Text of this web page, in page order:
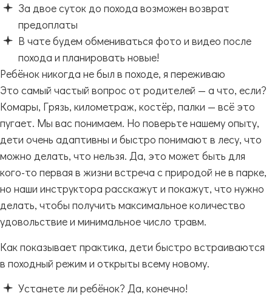
За двое суток до похода возможен возврат
предоплаты
В чате будем обмениваться фото и видео после
похода и планировать новые!
Ребёнок никогда не был в походе, я переживаю
Это самый частый вопрос от родителей — а что, если?
Комары, Грязь, километраж, костёр, палки — всё это
пугает. Мы вас понимаем. Но поверьте нашему опыту,
дети очень адаптивны и быстро понимают в лесу, что
можно делать, что нельзя. Да, это может быть для
кого-то первая в жизни встреча с природой не в парке,
но наши инструктора расскажут и покажут, что нужно
делать, чтобы получить максимальное количество
удовольствие и минимальное число травм.
Как показывает практика, дети быстро встраиваются
в походный режим и открыты всему новому.
Устанете ли ребёнок? Да, конечно!